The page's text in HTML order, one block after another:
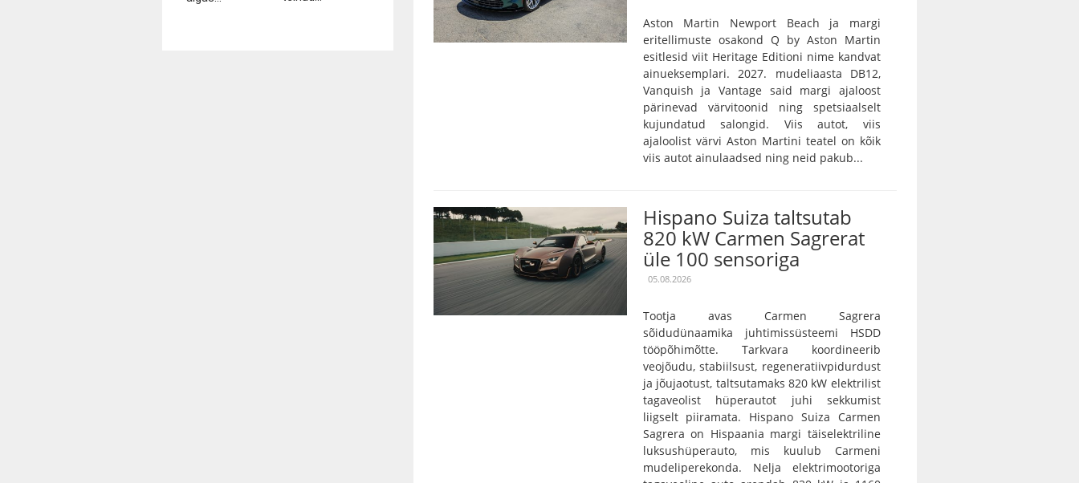
Aston Martin Newport Beach ja margi
eritellimuste osakond Q by Aston Martin
esitlesid viit Heritage Editioni nime kandvat
ainueksemplari. 2027. mudeliaasta DB12,
Vanquish ja Vantage said margi ajaloost
pärinevad värvitoonid ning spetsiaalselt
kujundatud salongid. Viis autot, viis
ajaloolist värvi Aston Martini teatel on kõik
viis autot ainulaadsed ning neid pakub...
Hispano Suiza taltsutab
820 kW Carmen Sagrerat
üle 100 sensoriga
05.08.2026
Tootja avas Carmen Sagrera
sõidudünaamika juhtimissüsteemi HSDD
tööpõhimõtte. Tarkvara koordineerib
veojõudu, stabiilsust, regeneratiivpidurdust
ja jõujaotust, taltsutamaks 820 kW elektrilist
tagaveolist hüperautot juhi sekkumist
liigselt piiramata. Hispano Suiza Carmen
Sagrera on Hispaania margi täiselektriline
luksushüperauto, mis kuulub Carmeni
mudeliperekonda. Nelja elektrimootoriga